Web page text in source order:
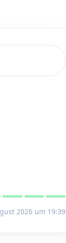
2026 um 19:39